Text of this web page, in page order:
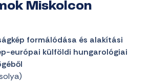
Miskolcon
formálódása és alakítási
európai külföldi hungarológiai